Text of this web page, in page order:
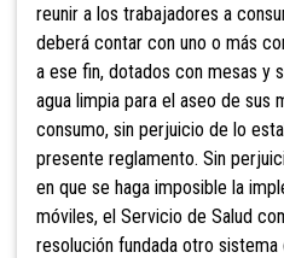
reunir a los trabajadores a
deberá contar con uno o más
a ese fin, dotados con mesas y
agua limpia para el aseo de sus
consumo, sin perjuicio de lo
presente reglamento. Sin
en que se haga imposible la
móviles, el Servicio de Salud
resolución fundada otro